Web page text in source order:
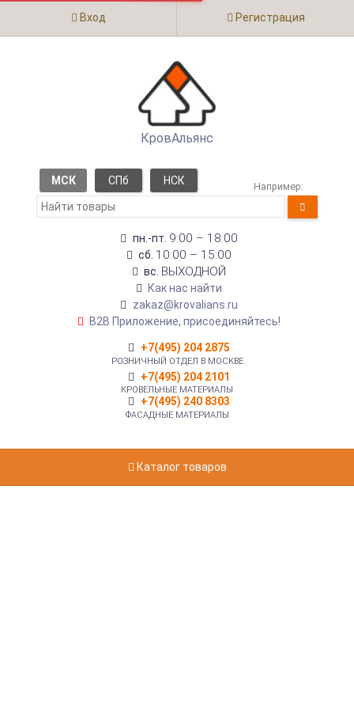
Вход Регистрация
КровАльянс
МСК СПб НСК Например:
пн.-пт. 9:00 – 18:00
сб. 10:00 – 15:00
вс. ВЫХОДНОЙ
Как нас найти
zakaz@krovalians.ru
B2B Приложение, присоединяйтесь!
+7(495) 204 2875
РОЗНИЧНЫЙ ОТДЕЛ В МОСКВЕ
+7(495) 204 2101
КРОВЕЛЬНЫЕ МАТЕРИАЛЫ
+7(495) 240 8303
ФАСАДНЫЕ МАТЕРИАЛЫ
Каталог товаров